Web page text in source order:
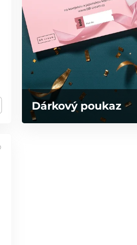
Dárkový poukaz